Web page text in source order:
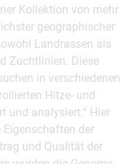
Kollektion von mehr
geographischer
Landrassen als
Zuchtlinien. Diese
in verschiedenen
Hitze- und
und analysiert.“ Hier
der
und Qualität der